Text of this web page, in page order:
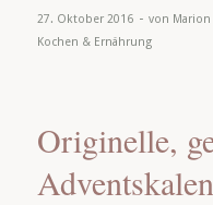
27. Oktober 2016 - von
Kochen & Ernährung
Originelle,